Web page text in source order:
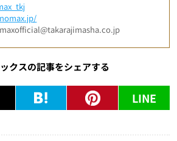
クスの記事をシェアする
LINE